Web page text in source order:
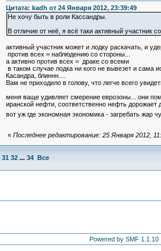
Цитата: kadh от 24 Января 2012, 23:39:49
Не хочу быть в роли Кассандры.
В отличие от неё, я всё таки активный участник
активный участник может и лодку раскачать, и
против всех = наблюдению со стороны...
а активно против всех = драке со всеми
в таком случае лодка ни кого не вывезет и сама
Касандра, блиннн....
Вам не приходило в голову, что легче всего
меня ваще удивляет смерение еврозоны... они
иранской нефти, соответственно нефть
вот уж где экономная экономика - загребать жар
« Последнее редактирование: 25 Января 2012,
31 32 ... 34 Все
Powered by SMF 1.1.10